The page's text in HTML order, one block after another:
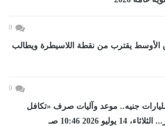
0
يقترب من نقطة اللاسيطرة ويطالب
0
تفوق 4 مليارات جنيه.. موعد وآليات صرف «تكافل
2026 10:46 صـ